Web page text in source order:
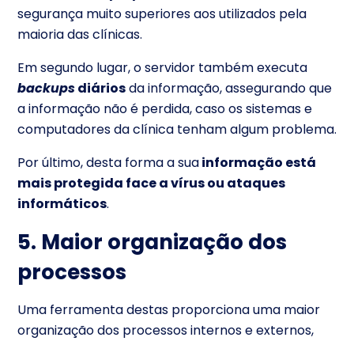
segurança muito superiores aos utilizados pela
maioria das clínicas.
Em segundo lugar, o servidor também executa
backupsdiáriosda informação, assegurando que
a informação não é perdida, caso os sistemas e
computadores da clínica tenham algum problema.
Por último, desta forma a suainformação está
mais protegida face a vírus ou ataques
informáticos.
5. Maior organização dos
processos
Uma ferramenta destas proporciona uma maior
organização dos processos internos e externos,